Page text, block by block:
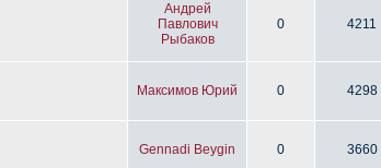
Андрей
Павлович
Рыбаков
0 4211
Максимов Юрий 0 4298
Gennadi Beygin 0 3660